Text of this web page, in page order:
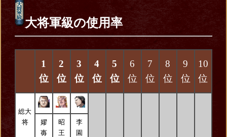
大将軍級の使用率
1
位
2
位
3
位
4
位
5
位
6
位
7
位
8
位
9
位
10
位
総大
将
嫪
毐
昭
王
李
園